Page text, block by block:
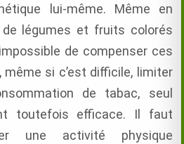
lui-même. Même en
légumes et fruits colorés
de compenser ces
si c’est difficile, limiter
de tabac, seul
toutefois efficace. Il faut
une activité physique